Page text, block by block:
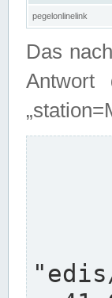
pegelonlinelink
Das
Antwort